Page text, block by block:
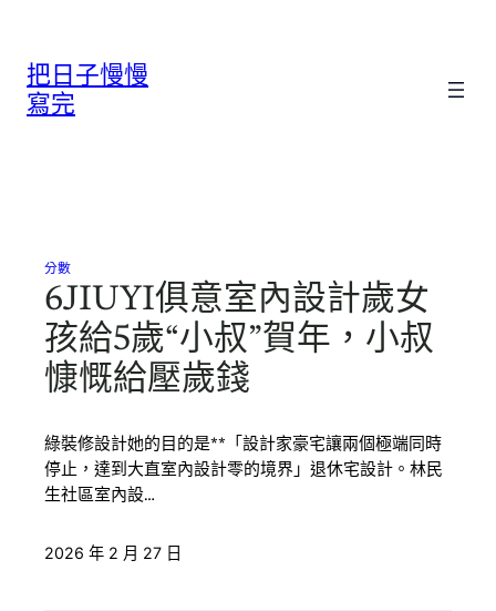
把日子慢慢
寫完
分數
6JIUYI俱意室內設計歲女
孩給5歲“小叔”賀年，小叔
慷慨給壓歲錢
綠裝修設計她的目的是**「設計家豪宅讓兩個極端同時
停止，達到大直室內設計零的境界」退休宅設計。林民
生社區室內設…
2026 年 2 月 27 日